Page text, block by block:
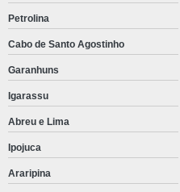
Petrolina
Cabo de Santo Agostinho
Garanhuns
Igarassu
Abreu e Lima
Ipojuca
Araripina